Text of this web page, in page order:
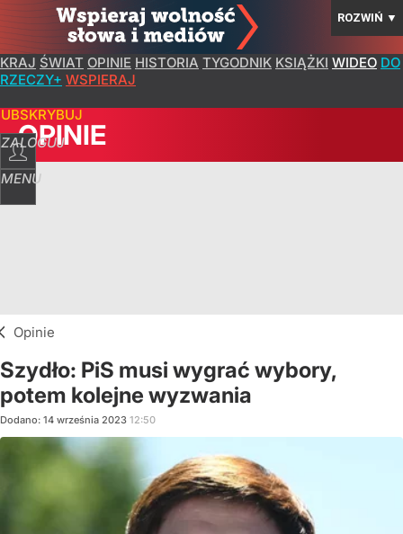
ROZWIŃ ▼
KRAJ ŚWIAT OPINIE HISTORIA TYGODNIK KSIĄŻKI WIDEO DO
RZECZY+ WSPIERAJ
ZALOGUJ
MENU
OPINIE
Opinie
Szydło: PiS musi wygrać wybory,
potem kolejne wyzwania
Dodano: 14 września 2023 12:50